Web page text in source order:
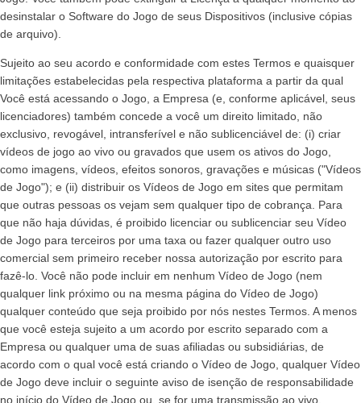
desinstalar o Software do Jogo de seus Dispositivos (inclusive cópias
de arquivo).
Sujeito ao seu acordo e conformidade com estes Termos e quaisquer
limitações estabelecidas pela respectiva plataforma a partir da qual
Você está acessando o Jogo, a Empresa (e, conforme aplicável, seus
licenciadores) também concede a você um direito limitado, não
exclusivo, revogável, intransferível e não sublicenciável de: (i) criar
vídeos de jogo ao vivo ou gravados que usem os ativos do Jogo,
como imagens, vídeos, efeitos sonoros, gravações e músicas ("Vídeos
de Jogo"); e (ii) distribuir os Vídeos de Jogo em sites que permitam
que outras pessoas os vejam sem qualquer tipo de cobrança. Para
que não haja dúvidas, é proibido licenciar ou sublicenciar seu Vídeo
de Jogo para terceiros por uma taxa ou fazer qualquer outro uso
comercial sem primeiro receber nossa autorização por escrito para
fazê-lo. Você não pode incluir em nenhum Vídeo de Jogo (nem
qualquer link próximo ou na mesma página do Vídeo de Jogo)
qualquer conteúdo que seja proibido por nós nestes Termos. A menos
que você esteja sujeito a um acordo por escrito separado com a
Empresa ou qualquer uma de suas afiliadas ou subsidiárias, de
acordo com o qual você está criando o Vídeo de Jogo, qualquer Vídeo
de Jogo deve incluir o seguinte aviso de isenção de responsabilidade
no início do Vídeo de Jogo ou, se for uma transmissão ao vivo,